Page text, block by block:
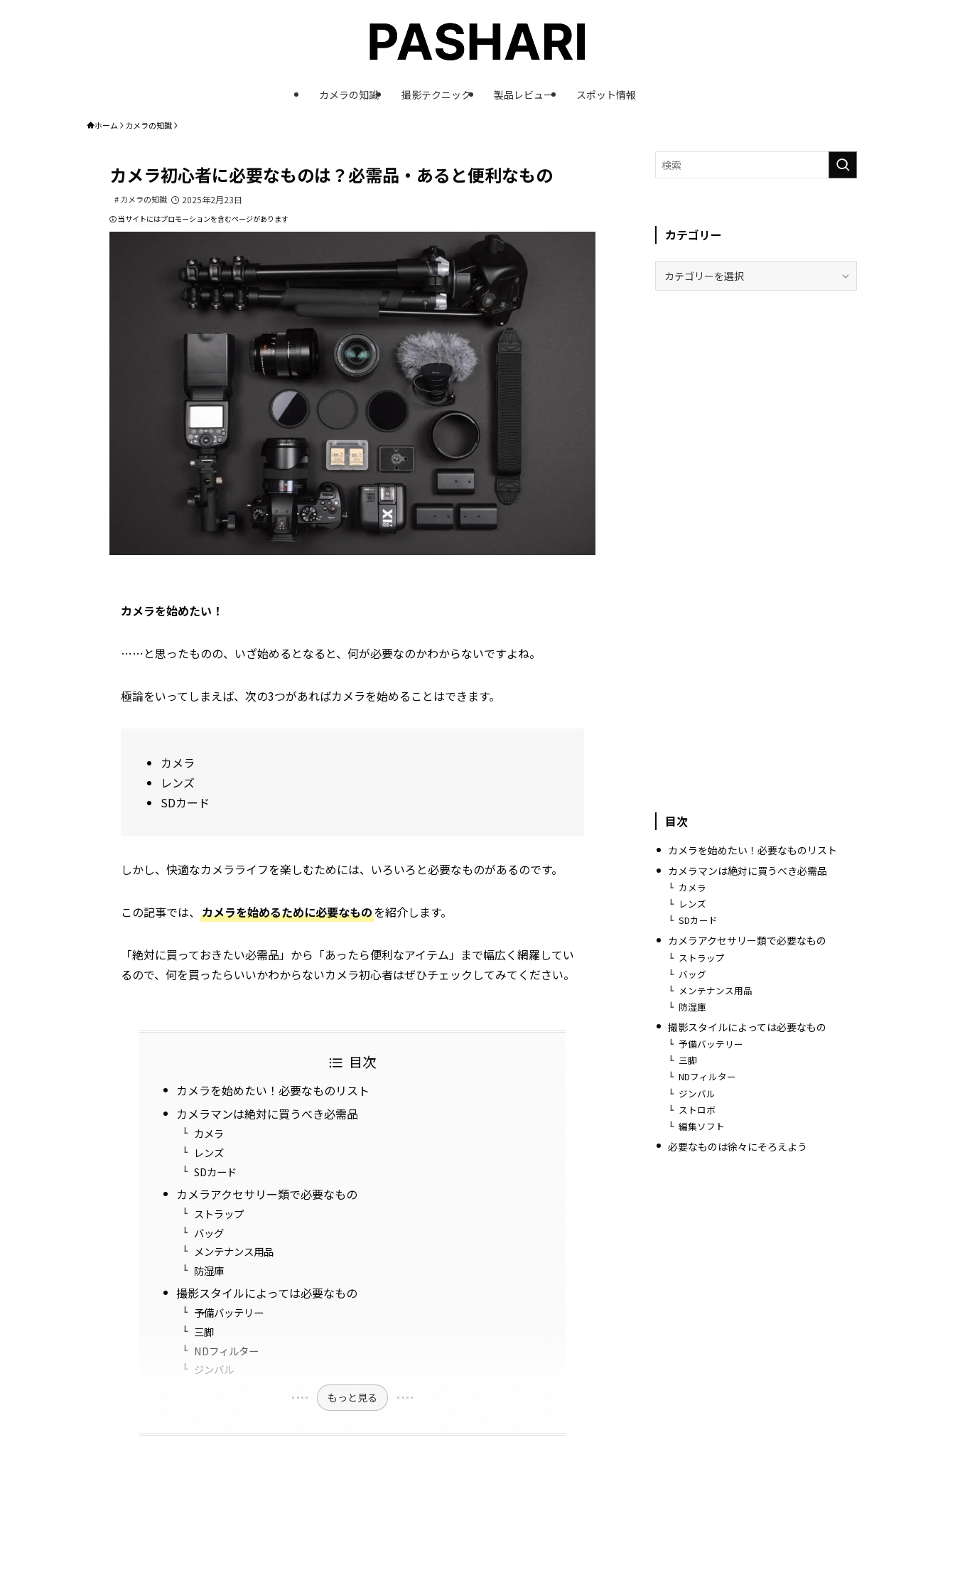
カメラの知識 撮影テクニック 製品レビュー スポット情報
ホーム カメラの知識
カメラ初心者に必要なものは？必需品・あると便利なもの
カメラの知識 2025年2月23日
当サイトにはプロモーションを含むページがあります
カメラを始めたい！
……と思ったものの、いざ始めるとなると、何が必要なのかわからないですよね。
極論をいってしまえば、次の3つがあればカメラを始めることはできます。
カメラ
レンズ
SDカード
しかし、快適なカメラライフを楽しむためには、いろいろと必要なものがあるのです。
この記事では、 カメラを始めるために必要なものを紹介します。
「絶対に買っておきたい必需品」から「あったら便利なアイテム」まで幅広く網羅してい
るので、何を買ったらいいかわからないカメラ初心者はぜひチェックしてみてください。
目次
カメラを始めたい！必要なものリスト
カメラマンは絶対に買うべき必需品
カメラ
レンズ
SDカード
カメラアクセサリー類で必要なもの
ストラップ
バッグ
メンテナンス用品
防湿庫
撮影スタイルによっては必要なもの
予備バッテリー
三脚
NDフィルター
ジンバル
もっと見る
カテゴリー
目次
カメラを始めたい！必要なものリスト
カメラマンは絶対に買うべき必需品
カメラ
レンズ
SDカード
カメラアクセサリー類で必要なもの
ストラップ
バッグ
メンテナンス用品
防湿庫
撮影スタイルによっては必要なもの
予備バッテリー
三脚
NDフィルター
ジンバル
ストロボ
編集ソフト
必要なものは徐々にそろえよう